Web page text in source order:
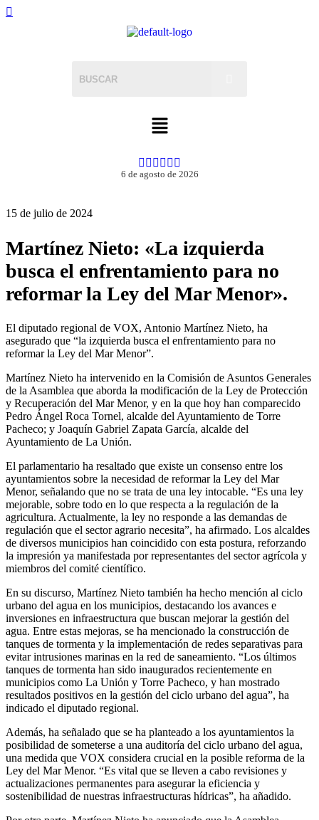
6 de agosto de 2026
15 de julio de 2024
Martínez Nieto: «La izquierda
busca el enfrentamiento para no
reformar la Ley del Mar Menor».
El diputado regional de VOX, Antonio Martínez Nieto, ha
asegurado que “la izquierda busca el enfrentamiento para no
reformar la Ley del Mar Menor”.
Martínez Nieto ha intervenido en la Comisión de Asuntos Generales
de la Asamblea que aborda la modificación de la Ley de Protección
y Recuperación del Mar Menor, y en la que hoy han comparecido
Pedro Ángel Roca Tornel, alcalde del Ayuntamiento de Torre
Pacheco; y Joaquín Gabriel Zapata García, alcalde del
Ayuntamiento de La Unión.
El parlamentario ha resaltado que existe un consenso entre los
ayuntamientos sobre la necesidad de reformar la Ley del Mar
Menor, señalando que no se trata de una ley intocable. “Es una ley
mejorable, sobre todo en lo que respecta a la regulación de la
agricultura. Actualmente, la ley no responde a las demandas de
regulación que el sector agrario necesita”, ha afirmado. Los alcaldes
de diversos municipios han coincidido con esta postura, reforzando
la impresión ya manifestada por representantes del sector agrícola y
miembros del comité científico.
En su discurso, Martínez Nieto también ha hecho mención al ciclo
urbano del agua en los municipios, destacando los avances e
inversiones en infraestructura que buscan mejorar la gestión del
agua. Entre estas mejoras, se ha mencionado la construcción de
tanques de tormenta y la implementación de redes separativas para
evitar intrusiones marinas en la red de saneamiento. “Los últimos
tanques de tormenta han sido inaugurados recientemente en
municipios como La Unión y Torre Pacheco, y han mostrado
resultados positivos en la gestión del ciclo urbano del agua”, ha
indicado el diputado regional.
Además, ha señalado que se ha planteado a los ayuntamientos la
posibilidad de someterse a una auditoría del ciclo urbano del agua,
una medida que VOX considera crucial en la posible reforma de la
Ley del Mar Menor. “Es vital que se lleven a cabo revisiones y
actualizaciones permanentes para asegurar la eficiencia y
sostenibilidad de nuestras infraestructuras hídricas”, ha añadido.